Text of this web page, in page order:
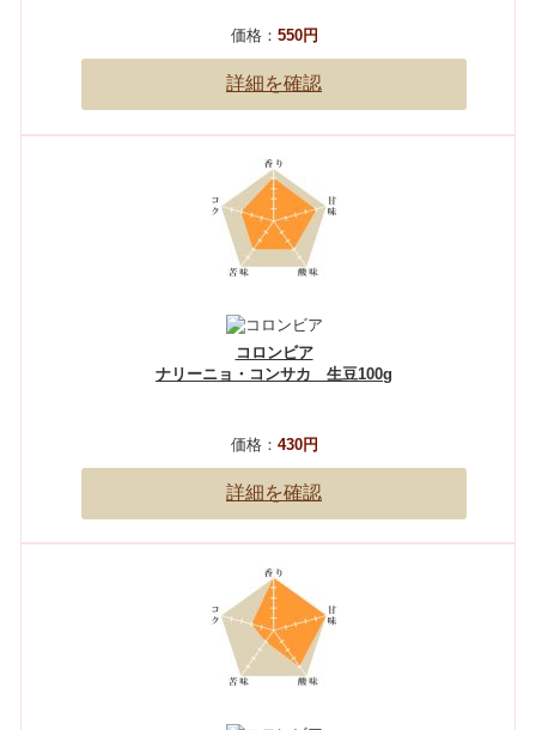
価格： 550円
詳細を確認
コロンビア
ナリーニョ・コンサカ 生豆100g
価格： 430円
詳細を確認